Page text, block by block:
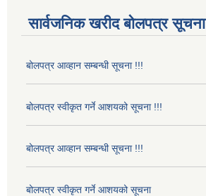
सार्वजनिक खरीद बोलपत्र सूचना
बोलपत्र आव्हान सम्बन्धी सूचना !!!
बोलपत्र स्वीकृत गर्ने आशयको सूचना !!!
बोलपत्र आव्हान सम्बन्धी सूचना !!!
बोलपत्र स्वीकृत गर्ने आशयको सूचना